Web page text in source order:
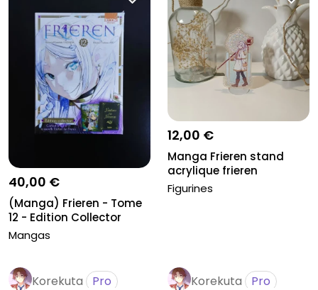
40,00 €
(Manga) Frieren - Tome
12 - Edition Collector
Mangas
12,00 €
Manga Frieren stand
acrylique frieren
Figurines
Korekuta Pro Korekuta Pro